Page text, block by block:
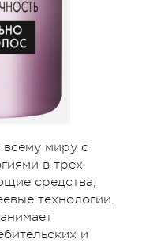
всему миру с
в трех
средства,
технологии.
и